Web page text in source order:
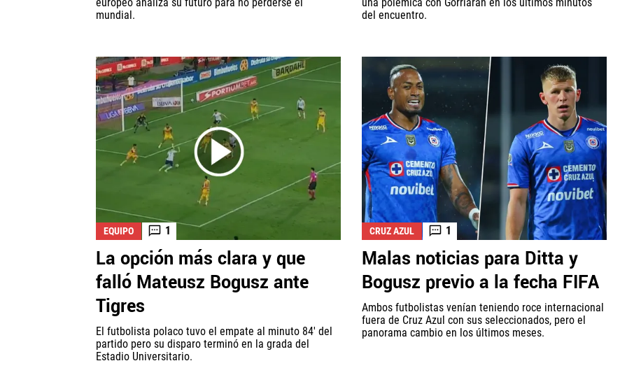
mundial.
del encuentro.
EQUIPO 1
La opción más clara y que
falló Mateusz Bogusz ante
Tigres
El futbolista polaco tuvo el empate al minuto 84' del
partido pero su disparo terminó en la grada del
Estadio Universitario.
CRUZ AZUL 1
Malas noticias para Ditta y
Bogusz previo a la fecha FIFA
Ambos futbolistas venían teniendo roce internacional
fuera de Cruz Azul con sus seleccionados, pero el
panorama cambio en los últimos meses.